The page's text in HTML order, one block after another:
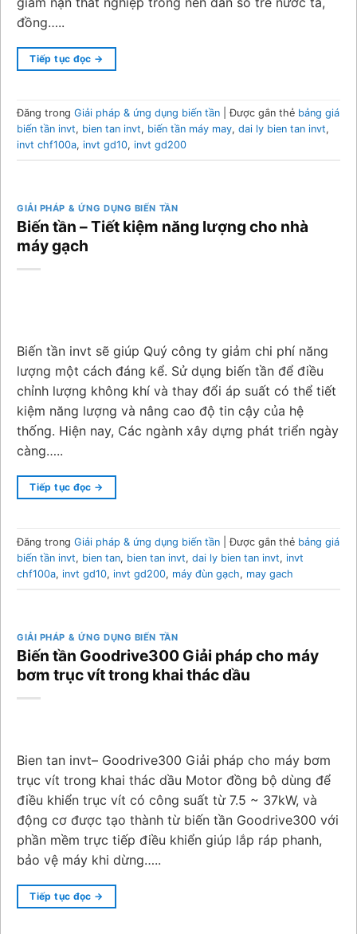
đồng…..
Tiếp tục đọc →
Đăng trong Giải pháp & ứng dụng biến tần |Được gắn thẻ bảng giá
biến tần invt, bien tan invt, biến tần máy may, dai ly bien tan invt,
invt chf100a, invt gd10, invt gd200
GIẢI PHÁP & ỨNG DỤNG BIẾN TẦN
Biến tần – Tiết kiệm năng lượng cho nhà
máy gạch
Biến tần invt sẽ giúp Quý công ty giảm chi phí năng
lượng một cách đáng kể. Sử dụng biến tần để điều
chỉnh lượng không khí và thay đổi áp suất có thể tiết
kiệm năng lượng và nâng cao độ tin cậy của hệ
thống. Hiện nay, Các ngành xây dựng phát triển ngày
càng…..
Tiếp tục đọc →
Đăng trong Giải pháp & ứng dụng biến tần |Được gắn thẻ bảng giá
biến tần invt, bien tan, bien tan invt, dai ly bien tan invt, invt
chf100a, invt gd10, invt gd200, máy đùn gạch, may gach
GIẢI PHÁP & ỨNG DỤNG BIẾN TẦN
Biến tần Goodrive300 Giải pháp cho máy
bơm trục vít trong khai thác dầu
Bien tan invt– Goodrive300 Giải pháp cho máy bơm
trục vít trong khai thác dầu Motor đồng bộ dùng để
điều khiển trục vít có công suất từ 7.5 ~ 37kW, ​​và
động cơ được tạo thành từ biến tần Goodrive300 với
phần mềm trực tiếp điều khiển giúp lắp ráp phanh,
bảo vệ máy khi dừng…..
Tiếp tục đọc →